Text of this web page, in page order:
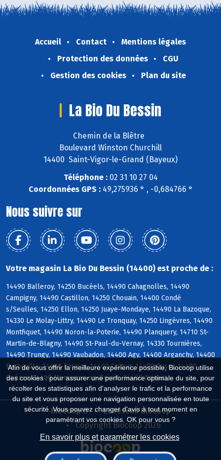
Afin de vous offrir la meilleure expérience possible, Biocoop utilise
des cookies : pour assurer une performance optimale du site, pour
récolter des statistiques afin d'analyser le trafic et la performance
du site et vous proposer une navigation personnalisée en toute
sécurité. Vous pouvez changer d'avis à tout moment en
paramétrant vos cookies. OK pour vous ?
En savoir plus et paramétrer les cookies
Accueil Contact
Mentions légales
Protection des données
CGU
Gestion des cookies
Plan du site
La Bio Du Bessin
Chemin de la Blêtre
Boulevard Winston Churchill
14400 Saint-Vigor-le-Grand (Bayeux)
Téléphone :02 31 10 27 04
Coordonnées GPS :49,275936 ° , -0,684766 °
Nous suivre sur
Votre magasin La Bio Du Bessin (14400) est proche de :
14490 Balleroy, 14250 Bucéels, 14490 Cahagnolles, 14490
Campigny, 14490 Castillon, 14250 Chouain, 14400 Condé
s/Seulles, 14250 Ellon, 14250 Juaye-Mondaye, 14490 La Bazoque,
14330 Le Molay-Littry, 14490 Le Tronquay, 14250 Lingèvres, 14490
Montfiquet, 14490 Noron-la-Poterie, 14490 Planquery, 14710 St-
Martin-de-Blagny, 14490 St-Paul-du-Vernay, 14330 Tournières,
14490 Trungy, 14490 Vaubadon, 14400 Agy, 14400 Arganchy, 14400
Barbeville, 14400 Bayeux, 14400 Cottun, 14400 Cussy, 14400
Guéron, 14400 Monceaux-en-Bessin, 14400 Nonant
Biocoop.fr
Le réseau Biocoop
Copyright Biocoop 2026